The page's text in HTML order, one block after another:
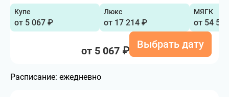
Купе
от 5 067 ₽
Люкс
от 17 214 ₽
МЯГК
от 54
от 5 067 ₽
Выбрать дату
Расписание: ежедневно